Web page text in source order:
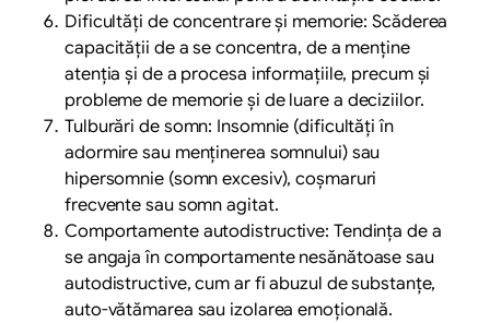
Dificultăți de concentrare și memorie: Scăderea
capacității de a se concentra, de a menține
atenția și de a procesa informațiile, precum și
probleme de memorie și de luare a deciziilor.
Tulburări de somn: Insomnie (dificultăți în
adormire sau menținerea somnului) sau
hipersomnie (somn excesiv), coșmaruri
frecvente sau somn agitat.
Comportamente autodistructive: Tendința de a
se angaja în comportamente nesănătoase sau
autodistructive, cum ar fi abuzul de substanțe,
auto-vătămarea sau izolarea emoțională.